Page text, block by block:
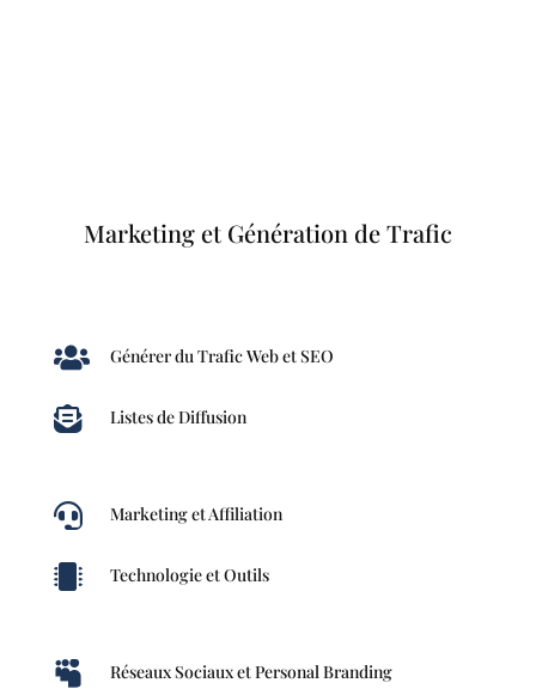
Marketing et Génération de Trafic
 Générer du Trafic Web et SEO
 Listes de Diffusion
 Marketing et Affiliation
 Technologie et Outils
 Réseaux Sociaux et Personal Branding